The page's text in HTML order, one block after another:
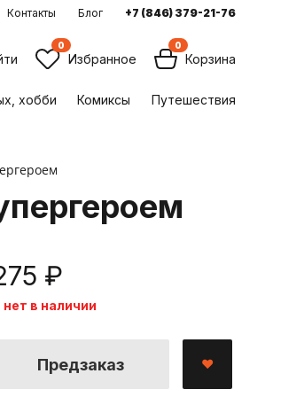
Контакты Блог +7 (846) 379-21-76
0
Избранное
0
Корзина
хобби Комиксы Путешествия
₽
нет в наличии
Предзаказ